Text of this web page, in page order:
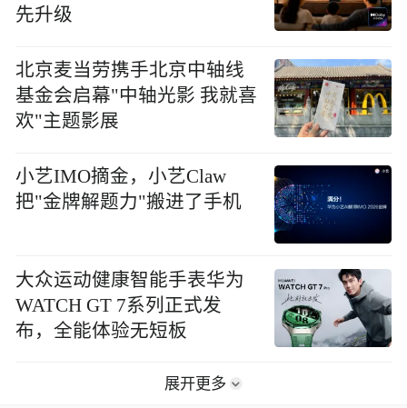
先升级
北京麦当劳携手北京中轴线
基金会启幕"中轴光影 我就喜
欢"主题影展
小艺IMO摘金，小艺Claw
把"金牌解题力"搬进了手机
大众运动健康智能手表华为
WATCH GT 7系列正式发
布，全能体验无短板
展开更多